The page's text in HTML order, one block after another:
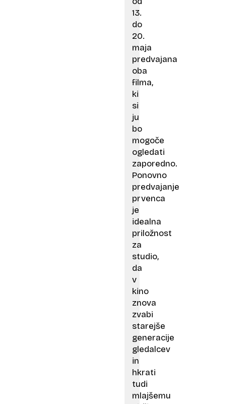
13.
do
20.
maja
predvajana
oba
filma,
ki
si
ju
bo
mogoče
ogledati
zaporedno.
Ponovno
predvajanje
prvenca
je
idealna
priložnost
za
studio,
da
v
kino
znova
zvabi
starejše
generacije
gledalcev
in
hkrati
tudi
mlajšemu